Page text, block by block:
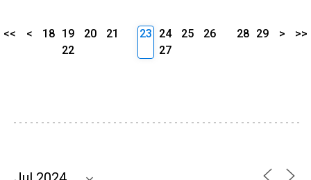
<< < 18 19 20
21
22
23 24 25
26
27
28 29 > >>